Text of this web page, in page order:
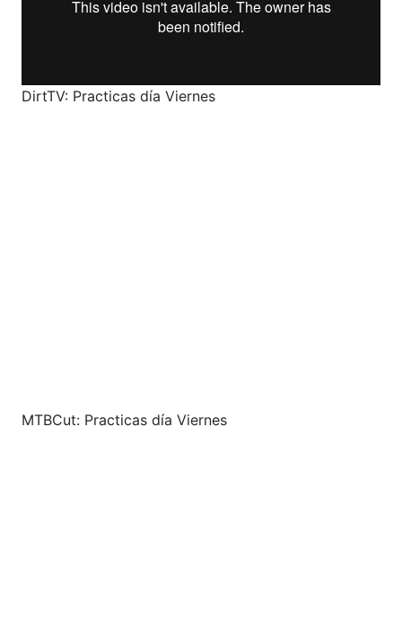
DirtTV: Practicas día Viernes
MTBCut: Practicas día Viernes